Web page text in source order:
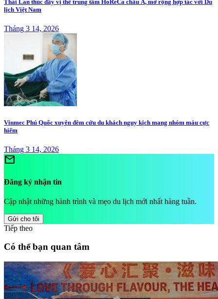
Thái Lan thúc đẩy vị thế trung tâm HoReCa châu Á, mở rộng hợp tác với Du
lịch Việt Nam
Tháng 3 14, 2026
Vinmec Phú Quốc xuyên đêm cứu du khách nguy kịch mang nhóm máu cực
hiếm
Tháng 3 14, 2026
mail
Đăng ký nhận tin
Cập nhật những hành trình và mẹo du lịch mới nhất hàng tuần.
Gửi cho tôi
Tiếp theo
Có thể bạn quan tâm